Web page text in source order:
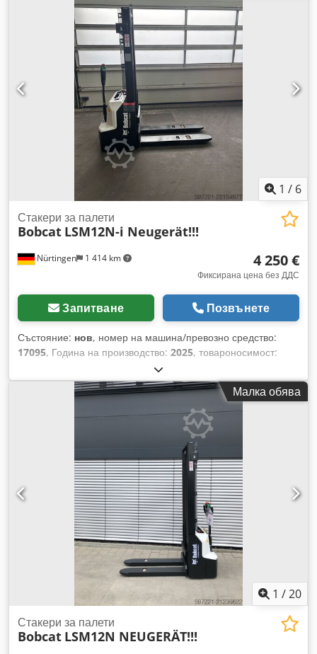
, напрежение на батерията:51,2 V, дължина на
1 200 мм, размер на предната гума:
, размер на задната гума: 16x6-8 non marking
общо тегло:3 290 кг, 5174830 Сериен номер: OBA05-
000013 Dcodpfx Aszfd Dzsf Hjk Характеристики на
батерията: 51,2 V, 277 Ah
1 / 6
Nürtingen 1 414 km
Стакери за палети
Bobcat LSM12N-i Neugerät!!!
4 250 €
Фиксирана цена без ДДС
Запитване Позвънете
Състояние: нов, номер на машина/превозно средство:
17095, Година на производство: 2025, товароносимост:
, височина на повдигане:
товара:600 мм, тип гориво:електрически, тип мачта:
, строителна височина:1 970 мм
, напрежение на
, дължина на вилиците:1 150 мм
, 5180321 Djdpszfd Dbjfx Af Hjck Сериен
номер: OBWNR-000081 Характеристики на акумулатора: 24
Малка обява
1 /20
Стакери за палети
Bobcat LSM12N NEUGERÄT!!!